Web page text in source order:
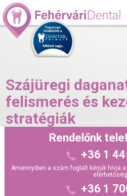
Szájüregi
felismerés és
stratégiák
Rendelőnk
+36 1
Amennyiben a szám foglalt kérjük hívja
+36 1